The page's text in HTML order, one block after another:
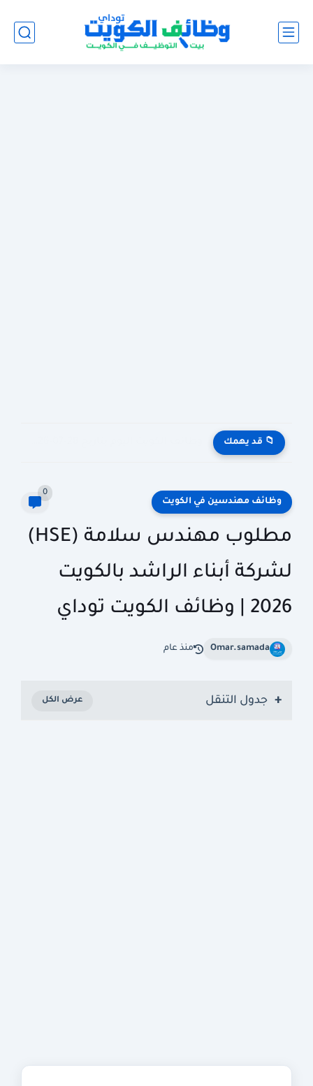
📁 قد يهمك
وظائف مهندسين في الكويت
0
مطلوب مهندس سلامة (HSE)
لشركة أبناء الراشد بالكويت
2026 | وظائف الكويت توداي
Omar.samada منذ عام
جدول التنقل